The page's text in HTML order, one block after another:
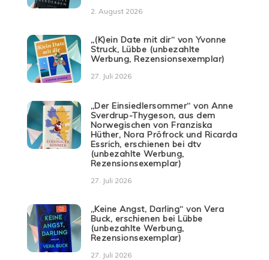
2. August 2026
„(K)ein Date mit dir“ von Yvonne
Struck, Lübbe (unbezahlte
Werbung, Rezensionsexemplar)
27. Juli 2026
„Der Einsiedlersommer“ von Anne
Sverdrup-Thygeson, aus dem
Norwegischen von Franziska
Hüther, Nora Pröfrock und Ricarda
Essrich, erschienen bei dtv
(unbezahlte Werbung,
Rezensionsexemplar)
27. Juli 2026
„Keine Angst, Darling“ von Vera
Buck, erschienen bei Lübbe
(unbezahlte Werbung,
Rezensionsexemplar)
27. Juli 2026